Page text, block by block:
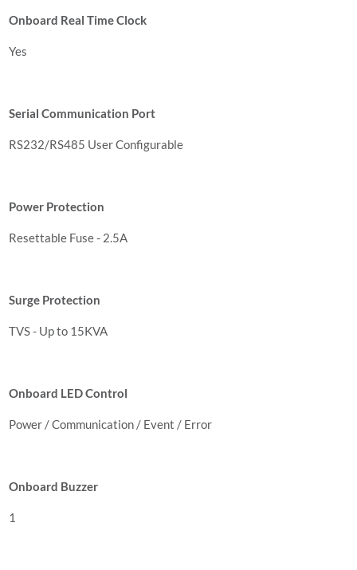
Onboard Real Time Clock
Yes
Serial Communication Port
RS232/RS485 User Configurable
Power Protection
Resettable Fuse - 2.5A
Surge Protection
TVS - Up to 15KVA
Onboard LED Control
Power / Communication / Event / Error
Onboard Buzzer
1